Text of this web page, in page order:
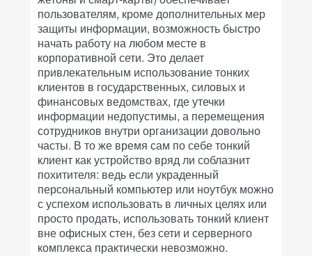
пользователям, кроме дополнительных мер
защиты информации, возможность быстро
начать работу на любом месте в
корпоративной сети. Это делает
привлекательным использование тонких
клиентов в государственных, силовых и
финансовых ведомствах, где утечки
информации недопустимы, а перемещения
сотрудников внутри организации довольно
часты. В то же время сам по себе тонкий
клиент как устройство вряд ли соблазнит
похитителя: ведь если украденный
персональный компьютер или ноутбук можно
с успехом использовать в личных целях или
просто продать, использовать тонкий клиент
вне офисных стен, без сети и серверного
комплекса практически невозможно.